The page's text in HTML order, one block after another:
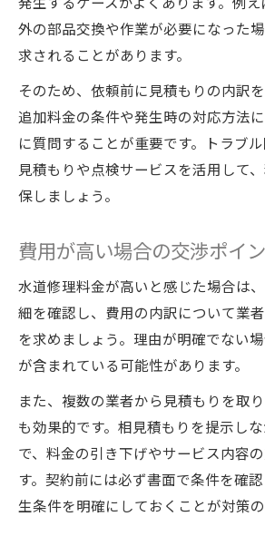
外の部品交換や作業が必要になった
求されることがあります。
そのため、依頼前に見積もりの内訳を
追加料金の条件や発生時の対応方法
に質問することが重要です。トラブ
見積もりや点検サービスを活用して
保しましょう。
費用が高い場合の交渉ポイ
水道修理料金が高いと感じた場合は
細を確認し、費用の内訳について業
を求めましょう。理由が明確でない
が含まれている可能性があります。
また、複数の業者から見積もりを取
も効果的です。相見積もりを提示し
で、料金の引き下げやサービス内容
す。契約前には必ず書面で条件を確
生条件を明確にしておくことが対策の